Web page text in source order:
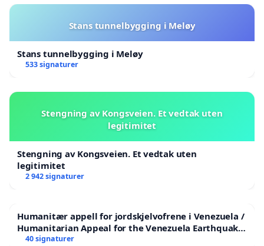
Stans tunnelbygging i Meløy
Stans tunnelbygging i Meløy
533 signaturer
Stengning av Kongsveien. Et vedtak uten
legitimitet
Stengning av Kongsveien. Et vedtak uten
legitimitet
2 942 signaturer
Humanitær appell for jordskjelvofrene i Venezuela /
Humanitarian Appeal for the Venezuela Earthquake
Victims
40 signaturer